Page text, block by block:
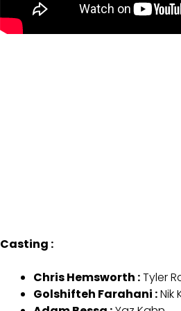
Casting :
Chris Hemsworth :Tyler
Golshifteh Farahani :Nik